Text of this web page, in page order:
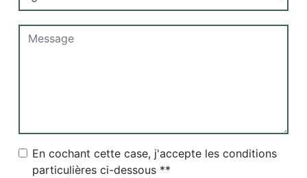
En cochant cette case, j'accepte les conditions
particulières ci-dessous **